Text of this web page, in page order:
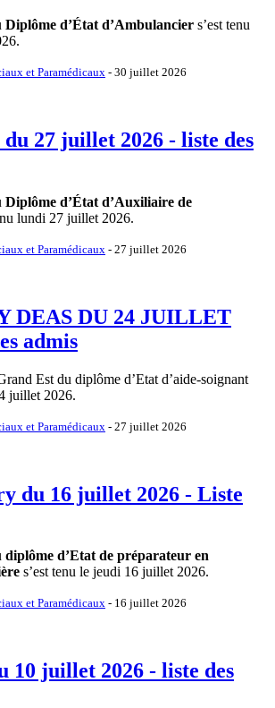
Diplôme d’État d’Ambulancier s’est tenu
et Paramédicaux - 30 juillet 2026
27 juillet 2026 - liste des
Diplôme d’État d’Auxiliaire de
lundi 27 juillet 2026.
et Paramédicaux - 27 juillet 2026
DEAS DU 24 JUILLET
admis
Est du diplôme d’Etat d’aide-soignant
juillet 2026.
et Paramédicaux - 27 juillet 2026
du 16 juillet 2026 - Liste
diplôme d’Etat de préparateur en
s’est tenu le jeudi 16 juillet 2026.
et Paramédicaux - 16 juillet 2026
10 juillet 2026 - liste des